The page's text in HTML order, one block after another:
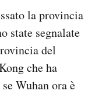
la provincia
state segnalate
del
che ha
Wuhan ora è